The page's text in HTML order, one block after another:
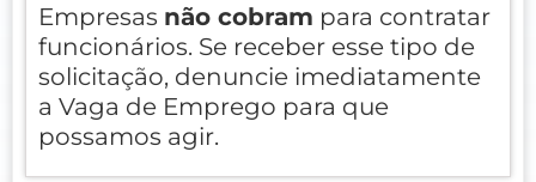
Empresas não cobram para contratar
funcionários. Se receber esse tipo de
solicitação, denuncie imediatamente
a Vaga de Emprego para que
possamos agir.